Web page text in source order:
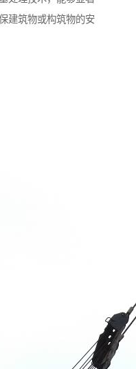
建筑物或构筑物的安